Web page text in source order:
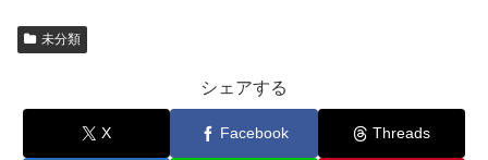
未分類
シェアする
X Facebook Threads